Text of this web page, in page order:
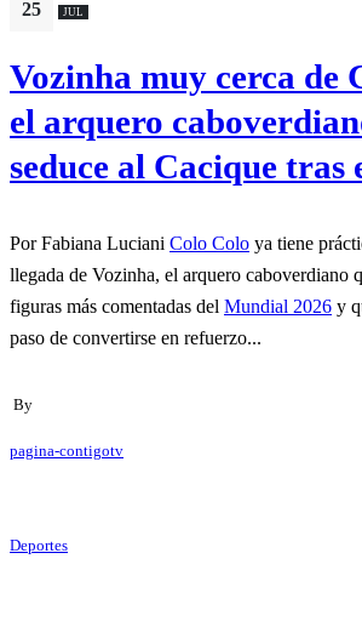
25 JUL
Vozinha muy cerca de
el arquero
seduce al Cacique
Por Fabiana Luciani Colo Colo ya tiene
llegada de Vozinha, el arquero caboverdiano
figuras más comentadas del Mundial 2026 y
paso de convertirse en refuerzo...
By
pagina-contigotv
Deportes